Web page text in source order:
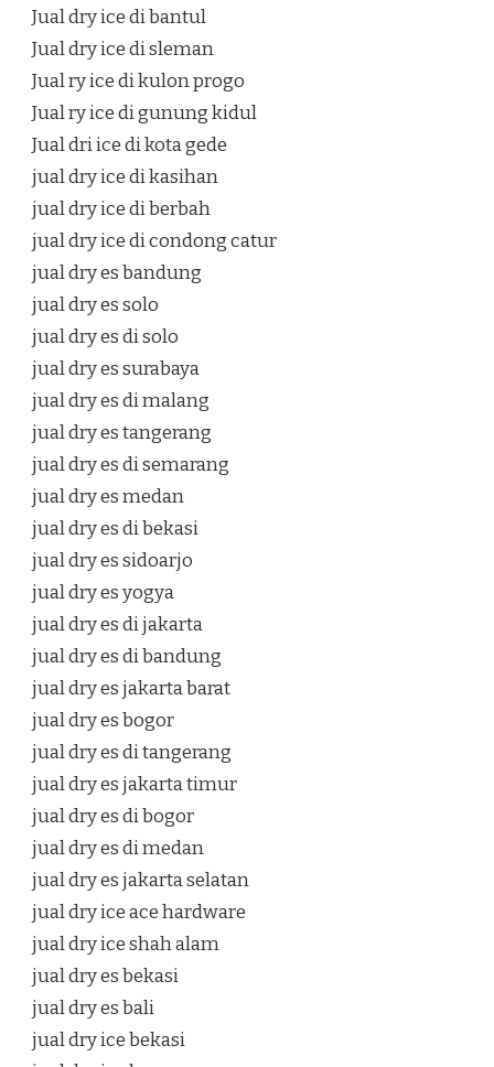
Jual dry ice di bantul
Jual dry ice di sleman
Jual ry ice di kulon progo
Jual ry ice di gunung kidul
Jual dri ice di kota gede
jual dry ice di kasihan
jual dry ice di berbah
jual dry ice di condong catur
jual dry es bandung
jual dry es solo
jual dry es di solo
jual dry es surabaya
jual dry es di malang
jual dry es tangerang
jual dry es di semarang
jual dry es medan
jual dry es di bekasi
jual dry es sidoarjo
jual dry es yogya
jual dry es di jakarta
jual dry es di bandung
jual dry es jakarta barat
jual dry es bogor
jual dry es di tangerang
jual dry es jakarta timur
jual dry es di bogor
jual dry es di medan
jual dry es jakarta selatan
jual dry ice ace hardware
jual dry ice shah alam
jual dry es bekasi
jual dry es bali
jual dry ice bekasi